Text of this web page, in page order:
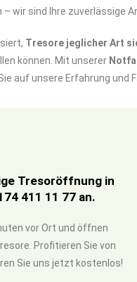
– wir sind Ihre zuverlässige
Tresore jeglicher Art
können. Mit unserer
auf unsere Erfahrung und
Tresoröffnung in
411 11 77 an.
vor Ort und öffnen
Profitieren Sie von
Sie uns jetzt kostenlos!